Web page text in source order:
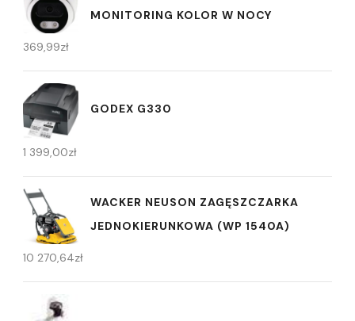
MONITORING KOLOR W NOCY
369,99zł
GODEX G330
1 399,00zł
WACKER NEUSON ZAGĘSZCZARKA
JEDNOKIERUNKOWA (WP 1540A)
10 270,64zł